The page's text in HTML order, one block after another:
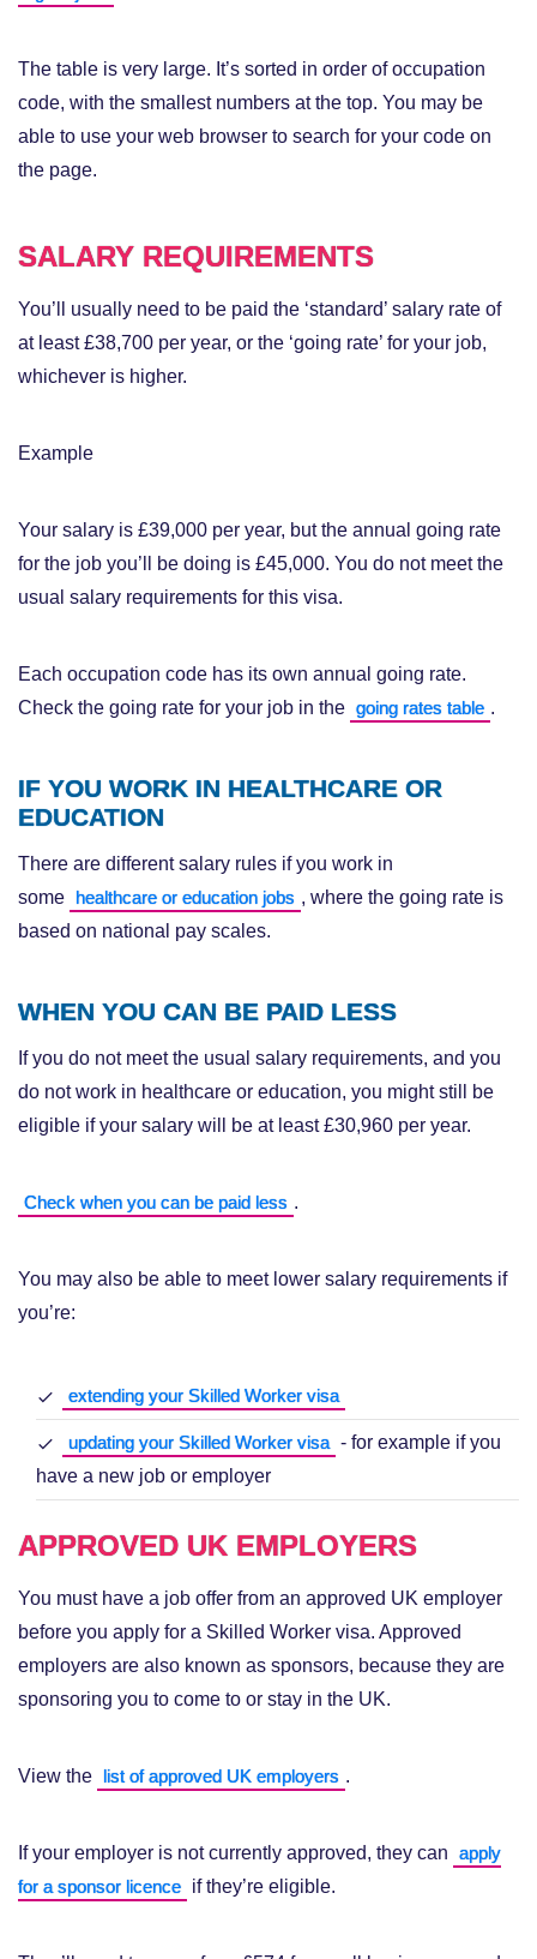
The table is very large. It’s sorted in order of occupation
code, with the smallest numbers at the top. You may be
able to use your web browser to search for your code on
the page.
SALARY REQUIREMENTS
You’ll usually need to be paid the ‘standard’ salary rate of
at least £38,700 per year, or the ‘going rate’ for your job,
whichever is higher.
Example
Your salary is £39,000 per year, but the annual going rate
for the job you’ll be doing is £45,000. You do not meet the
usual salary requirements for this visa.
Each occupation code has its own annual going rate.
Check the going rate for your job in the going rates table .
IF YOU WORK IN HEALTHCARE OR
EDUCATION
There are different salary rules if you work in
some
healthcare or education jobs , where the going rate is
based on national pay scales.
WHEN YOU CAN BE PAID LESS
If you do not meet the usual salary requirements, and you
do not work in healthcare or education, you might still be
eligible if your salary will be at least £30,960 per year.
Check when you can be paid less .
You may also be able to meet lower salary requirements if
you’re:
extending your Skilled Worker visa
updating your Skilled Worker visa - for example if you
have a new job or employer
APPROVED UK EMPLOYERS
You must have a job offer from an approved UK employer
before you apply for a Skilled Worker visa. Approved
employers are also known as sponsors, because they are
sponsoring you to come to or stay in the UK.
View the list of approved UK employers .
If your employer is not currently approved, they can
apply
for a sponsor licence
if they’re eligible.